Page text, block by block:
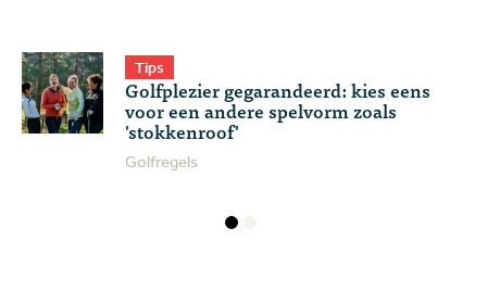
Tips
Golfplezier gegarandeerd: kies eens
voor een andere spelvorm zoals
'stokkenroof'
Golfregels